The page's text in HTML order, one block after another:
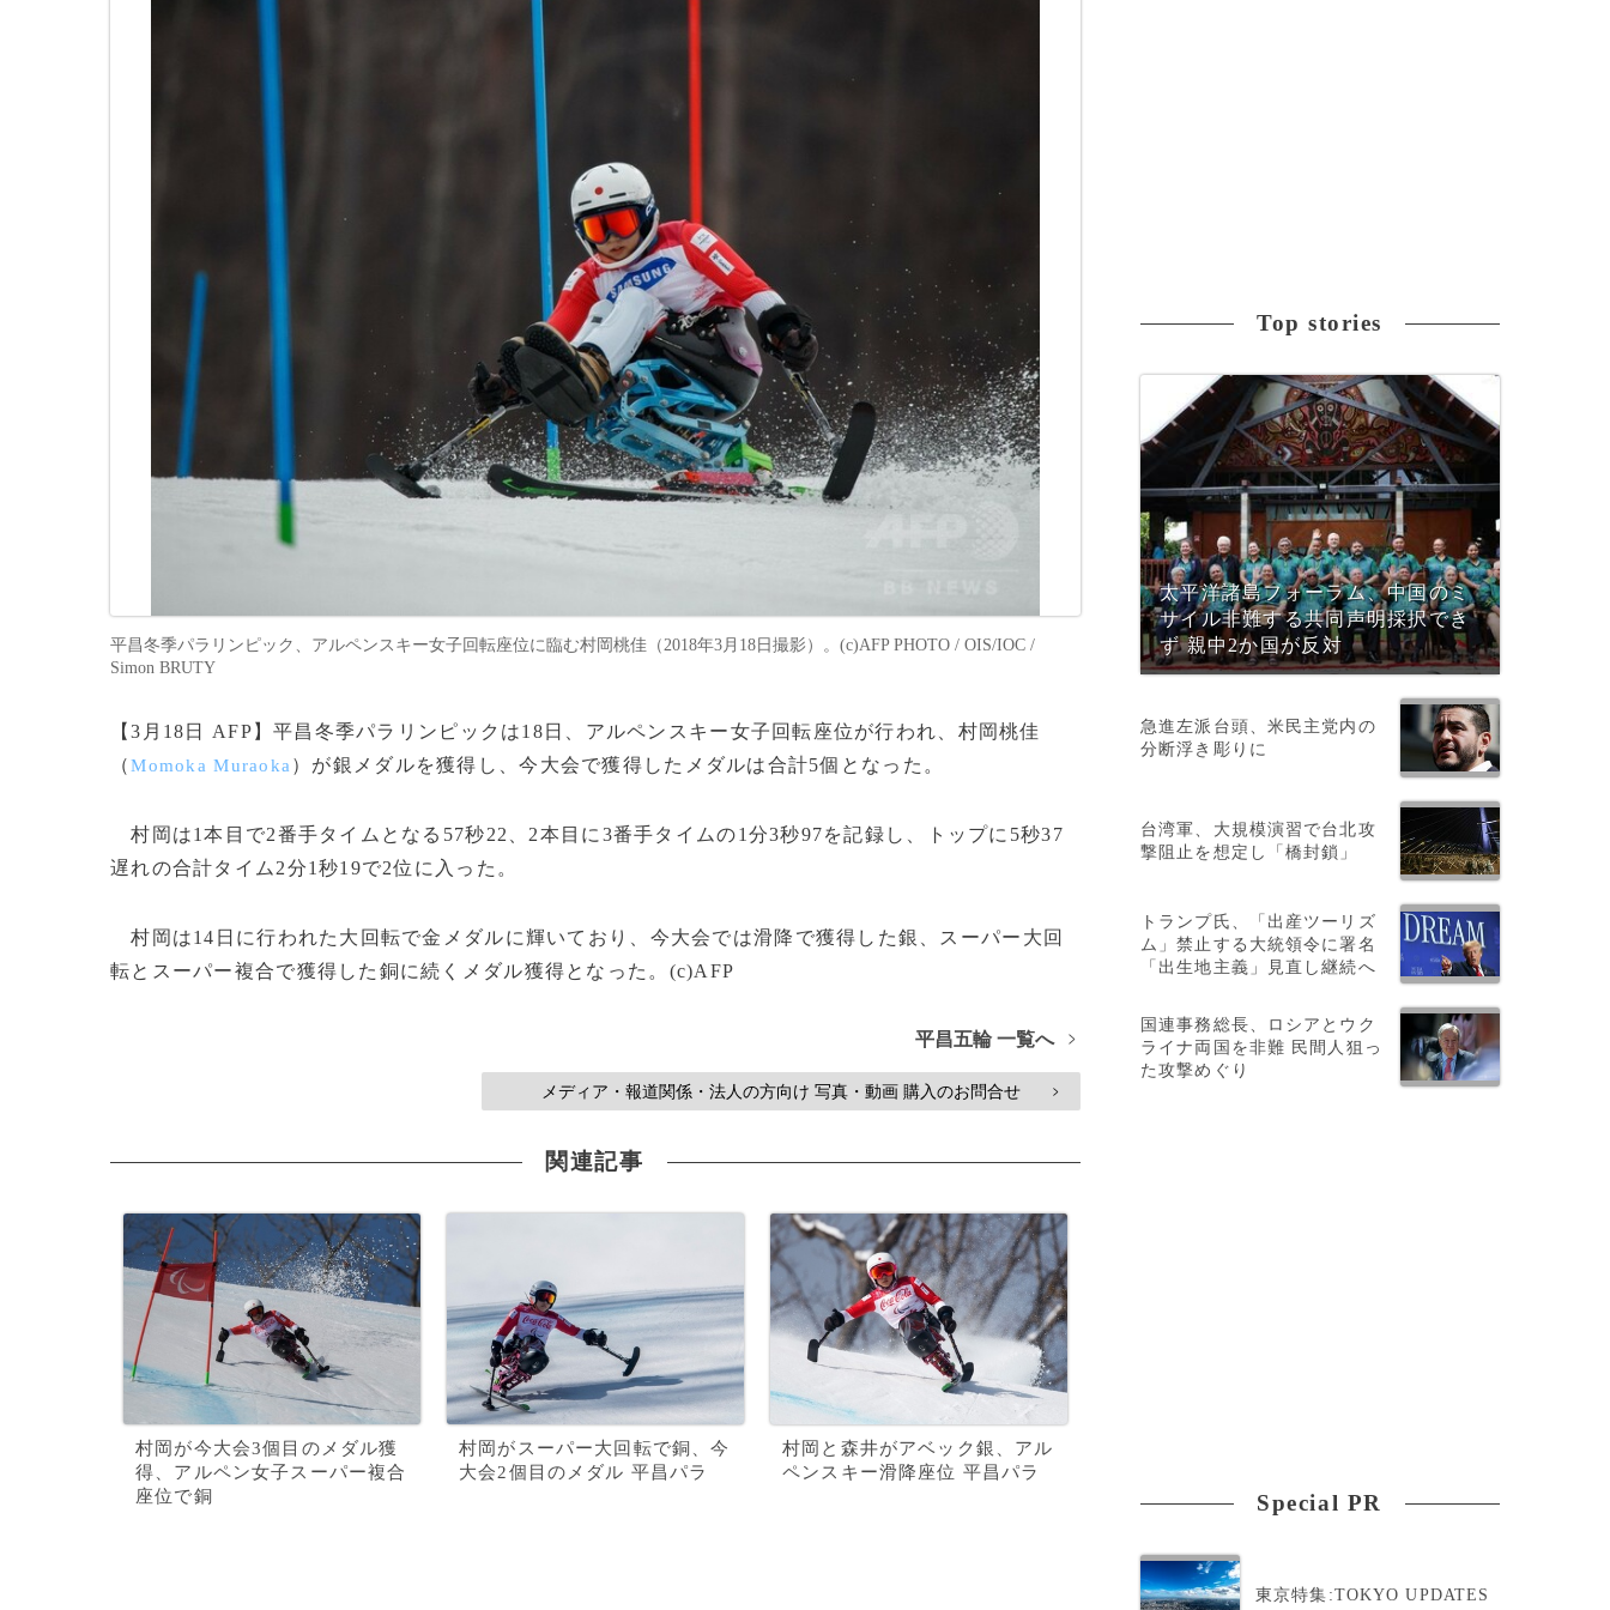
平昌冬季パラリンピック、アルペンスキー女子回転座位に臨む村岡桃佳（2018年3月18日撮影）。(c)AFP PHOTO / OIS/IOC /
Simon BRUTY
【3月18日 AFP】平昌冬季パラリンピックは18日、アルペンスキー女子回転座位が行われ、村岡桃佳
（Momoka Muraoka ）が銀メダルを獲得し、今大会で獲得したメダルは合計5個となった。
村岡は1本目で2番手タイムとなる57秒22、2本目に3番手タイムの1分3秒97を記録し、トップに5秒37
遅れの合計タイム2分1秒19で2位に入った。
村岡は14日に行われた大回転で金メダルに輝いており、今大会では滑降で獲得した銀、スーパー大回
転とスーパー複合で獲得した銅に続くメダル獲得となった。(c)AFP
平昌五輪 一覧へ >
メディア・報道関係・法人の方向け 写真・動画 購入のお問合せ >
関連記事
村岡が今大会3個目のメダル獲
得、アルペン女子スーパー複合
座位で銅
村岡がスーパー大回転で銅、今
大会2個目のメダル 平昌パラ
村岡と森井がアベック銀、アル
ペンスキー滑降座位 平昌パラ
Top stories
太平洋諸島フォーラム、中国のミ
サイル非難する共同声明採択でき
ず 親中2か国が反対
急進左派台頭、米民主党内の
分断浮き彫りに
台湾軍、大規模演習で台北攻
撃阻止を想定し「橋封鎖」
トランプ氏、「出産ツーリズ
ム」禁止する大統領令に署名
「出生地主義」見直し継続へ
国連事務総長、ロシアとウク
ライナ両国を非難 民間人狙っ
た攻撃めぐり
Special PR
東京特集:TOKYO UPDATES